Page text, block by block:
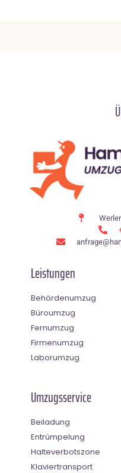
Leistungen
Behördenumzug
Büroumzug
Fernumzug
Firmenumzug
Laborumzug
Umzugsservice
Beiladung
Entrümpelung
Halteverbotszone
Klaviertransport